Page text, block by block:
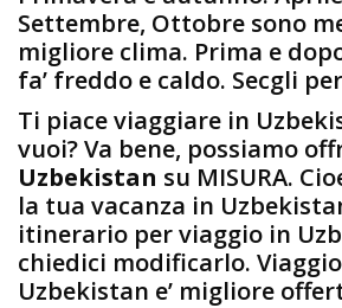
Settembre, Ottobre sono
migliore clima. Prima e
fa’ freddo e caldo. Secgli
Ti piace viaggiare in
vuoi? Va bene, possiamo
Uzbekistan su MISURA.
la tua vacanza in
itinerario per viaggio in
chiedici modificarlo.
Uzbekistan e’ migliore